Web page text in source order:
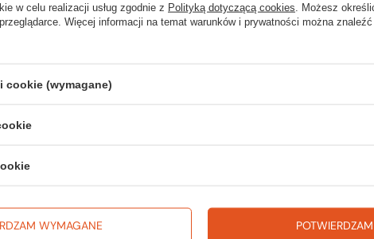
Zerknij
w celu realizacji usług zgodnie z Polityką dotyczącą cookies . Możesz
Więcej informacji na temat warunków i prywatności można
cookie (wymagane)
WYMAGANE